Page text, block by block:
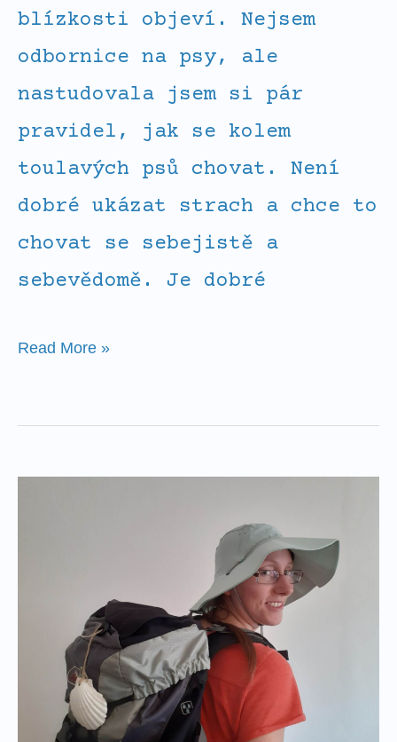
blízkosti objeví. Nejsem
odbornice na psy, ale
nastudovala jsem si pár
pravidel, jak se kolem
toulavých psů chovat. Není
dobré ukázat strach a chce to
chovat se sebejistě a
sebevědomě. Je dobré
Read More »